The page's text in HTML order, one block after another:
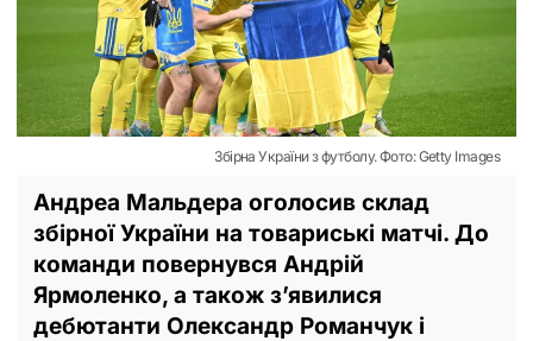
Збірна України з футболу. Фото: Getty Images
Андреа Мальдера оголосив склад
збірної України на товариські матчі. До
команди повернувся Андрій
Ярмоленко, а також з’явилися
дебютанти Олександр Романчук і